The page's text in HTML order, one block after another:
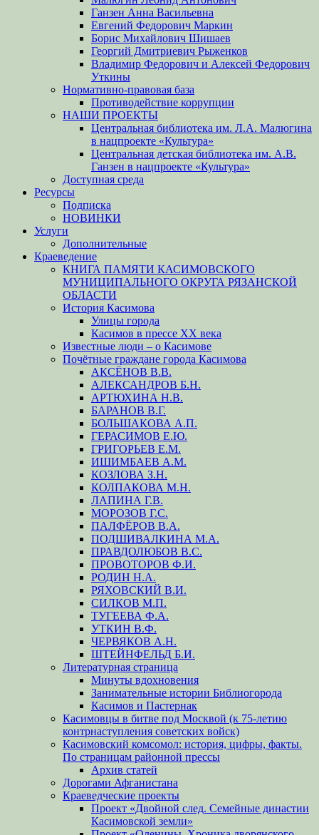
Ганзен Анна Васильевна
Евгений Федорович Маркин
Борис Михайлович Шишаев
Георгий Дмитриевич Рыженков
Владимир Федорович и Алексей Федорович
Уткины
Нормативно-правовая база
Противодействие коррупции
НАШИ ПРОЕКТЫ
Центральная библиотека им. Л.А. Малюгина
в нацпроекте «Культура»
Центральная детская библиотека им. А.В.
Ганзен в нацпроекте «Культура»
Доступная среда
Ресурсы
Подписка
НОВИНКИ
Услуги
Дополнительные
Краеведение
КНИГА ПАМЯТИ КАСИМОВСКОГО
МУНИЦИПАЛЬНОГО ОКРУГА РЯЗАНСКОЙ
ОБЛАСТИ
История Касимова
Улицы города
Касимов в прессе XX века
Известные люди – о Касимове
Почётные граждане города Касимова
АКСЁНОВ В.В.
АЛЕКСАНДРОВ Б.Н.
АРТЮХИНА Н.В.
БАРАНОВ В.Г.
БОЛЬШАКОВА А.П.
ГЕРАСИМОВ Е.Ю.
ГРИГОРЬЕВ Е.М.
ИШИМБАЕВ А.М.
КОЗЛОВА З.Н.
КОЛПАКОВА М.Н.
ЛАПИНА Г.В.
МОРОЗОВ Г.С.
ПАЛФЁРОВ В.А.
ПОДШИВАЛКИНА М.А.
ПРАВДОЛЮБОВ В.С.
ПРОВОТОРОВ Ф.И.
РОДИН Н.А.
РЯХОВСКИЙ В.И.
СИЛКОВ М.П.
ТУГЕЕВА Ф.А.
УТКИН В.Ф.
ЧЕРВЯКОВ А.Н.
ШТЕЙНФЕЛЬД Б.И.
Литературная страница
Минуты вдохновения
Занимательные истории Библиогорода
Касимов и Пастернак
Касимовцы в битве под Москвой (к 75-летию
контрнаступления советских войск)
Касимовский комсомол: история, цифры, факты.
По страницам районной прессы
Архив статей
Дорогами Афганистана
Краеведческие проекты
Проект «Двойной след. Семейные династии
Касимовской земли»